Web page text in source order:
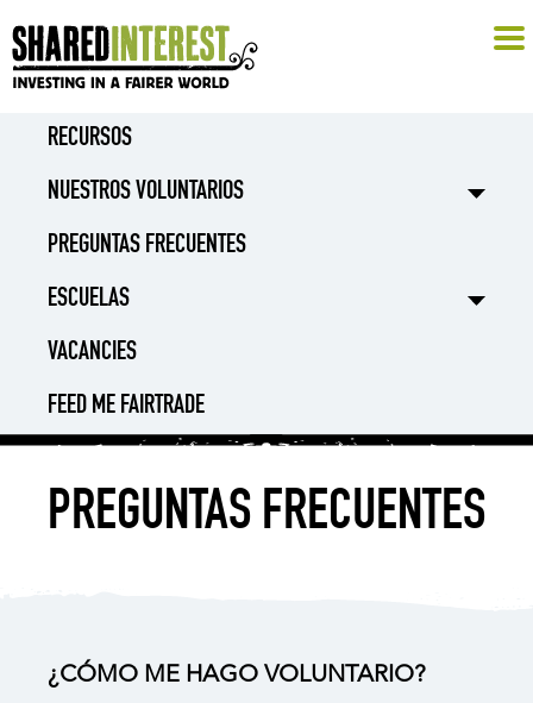
RECURSOS
NUESTROS VOLUNTARIOS
PREGUNTAS FRECUENTES
ESCUELAS
VACANCIES
FEED ME FAIRTRADE
PREGUNTAS FRECUENTES
¿CÓMO ME HAGO VOLUNTARIO?